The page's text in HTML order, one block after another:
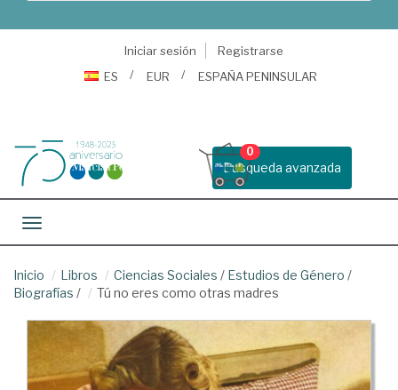
Iniciar sesión
Registrarse
ES
EUR ESPAÑA PENINSULAR
Busqueda avanzada
0
Toggle navigation
Inicio Libros Ciencias Sociales / Estudios de Género /
Biografías / Tú no eres como otras madres